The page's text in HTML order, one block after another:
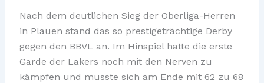
Nach dem deutlichen Sieg der Oberliga-Herren
in Plauen stand das so prestigeträchtige Derby
gegen den BBVL an. Im Hinspiel hatte die erste
Garde der Lakers noch mit den Nerven zu
kämpfen und musste sich am Ende mit 62 zu 68